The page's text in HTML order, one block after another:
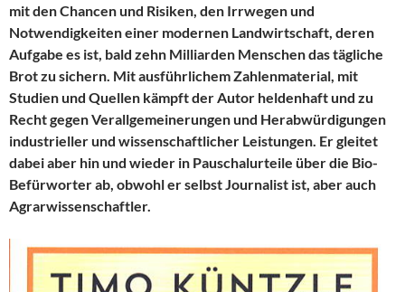
mit den Chancen und Risiken, den Irrwegen und
Notwendigkeiten einer modernen Landwirtschaft, deren
Aufgabe es ist, bald zehn Milliarden Menschen das tägliche
Brot zu sichern. Mit ausführlichem Zahlenmaterial, mit
Studien und Quellen kämpft der Autor heldenhaft und zu
Recht gegen Verallgemeinerungen und Herabwürdigungen
industrieller und wissenschaftlicher Leistungen. Er gleitet
dabei aber hin und wieder in Pauschalurteile über die Bio-
Befürworter ab, obwohl er selbst Journalist ist, aber auch
Agrarwissenschaftler.